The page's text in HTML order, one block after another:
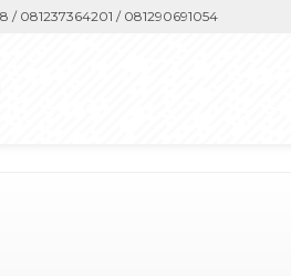
/ 081290691054